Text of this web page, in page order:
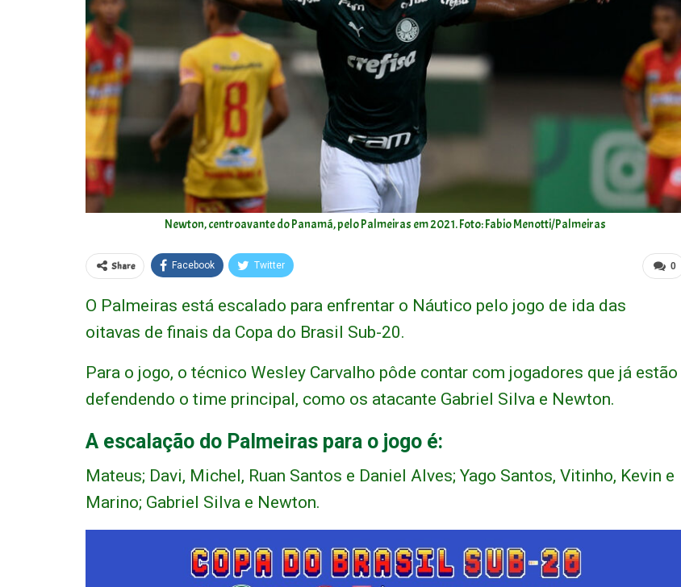
Newton, centroavante do Panamá, pelo Palmeiras em 2021. Foto: Fabio Menotti/Palmeiras
0
Share Facebook Twitter
O Palmeiras está escalado para enfrentar o Náutico pelo jogo de ida das
oitavas de finais da Copa do Brasil Sub-20.
Para o jogo, o técnico Wesley Carvalho pôde contar com jogadores que já estão
defendendo o time principal, como os atacante Gabriel Silva e Newton.
A escalação do Palmeiras para o jogo é:
Mateus; Davi, Michel, Ruan Santos e Daniel Alves; Yago Santos, Vitinho, Kevin e
Marino; Gabriel Silva e Newton.